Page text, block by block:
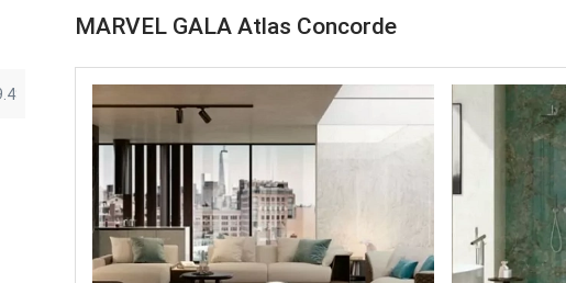
MARVEL GALA Atlas Concorde